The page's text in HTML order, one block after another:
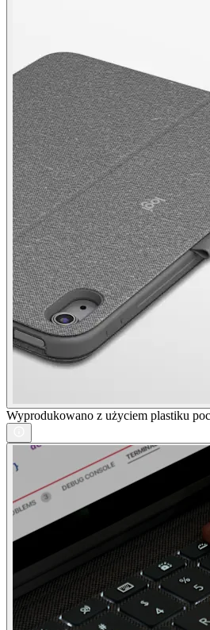
Wyprodukowano z użyciem plastiku